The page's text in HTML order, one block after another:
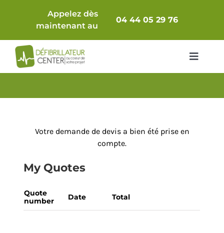
Appelez dès
maintenant au
04 44 05 29 76
Toggle
Accessoires & Consommables
Armoires / Supports
Maintenance
Votre demande de devis a bien été prise en
compte.
My Quotes
Quote
number
Date Total